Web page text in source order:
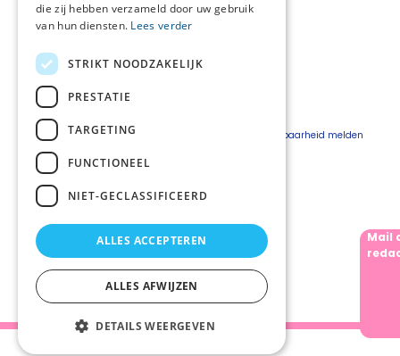
Over Palliaweb
Over PZNL
Pers
Vacatures
Webshop
Privacyverklaring
Beveiligingskwetsbaarheid melden
Mail
die zij hebben verzameld door uw gebruik
van hun diensten. Lees verder
STRIKT NOODZAKELIJK
PRESTATIE
TARGETING
FUNCTIONEEL
NIET-GECLASSIFICEERD
ALLES ACCEPTEREN
ALLES AFWIJZEN
DETAILS WEERGEVEN